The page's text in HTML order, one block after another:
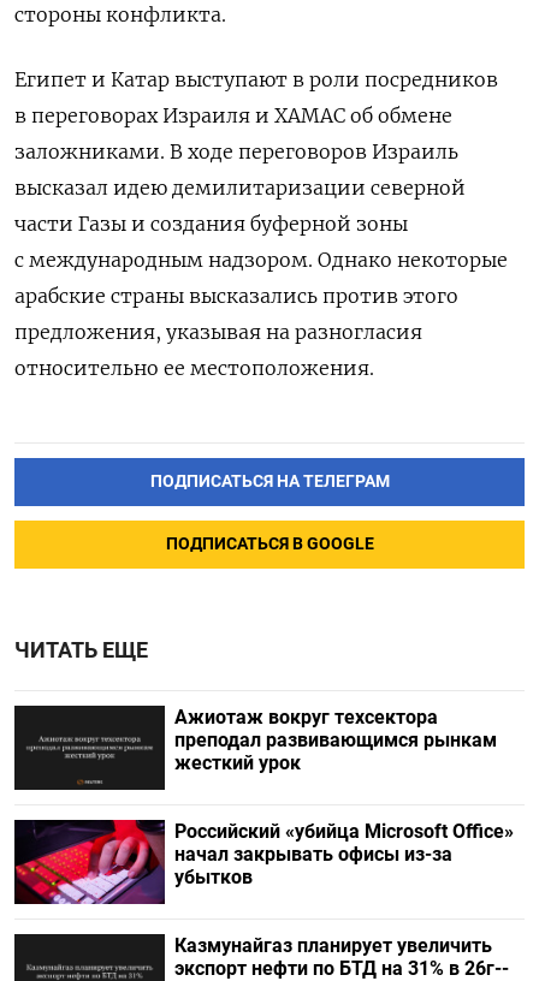
стороны конфликта.
Египет и Катар выступают в роли посредников
в переговорах Израиля и ХАМАС об обмене
заложниками. В ходе переговоров Израиль
высказал идею демилитаризации северной
части Газы и создания буферной зоны
с международным надзором. Однако некоторые
арабские страны высказались против этого
предложения, указывая на разногласия
относительно ее местоположения.
ПОДПИСАТЬСЯ НА ТЕЛЕГРАМ
ПОДПИСАТЬСЯ В GOOGLE
ЧИТАТЬ ЕЩЕ
Ажиотаж вокруг техсектора
преподал развивающимся рынкам
жесткий урок
Российский «убийца Microsoft Office»
начал закрывать офисы из-за
убытков
Казмунайгаз планирует увеличить
экспорт нефти по БТД на 31% в 26г--